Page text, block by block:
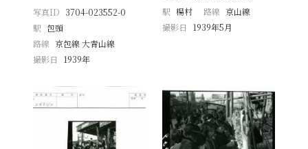
写真ID 3704-023552-0
駅 包頭
路線 京包線 大青山線
撮影日
1939年
駅 楊村 路線 京山線
撮影日
1939年5月